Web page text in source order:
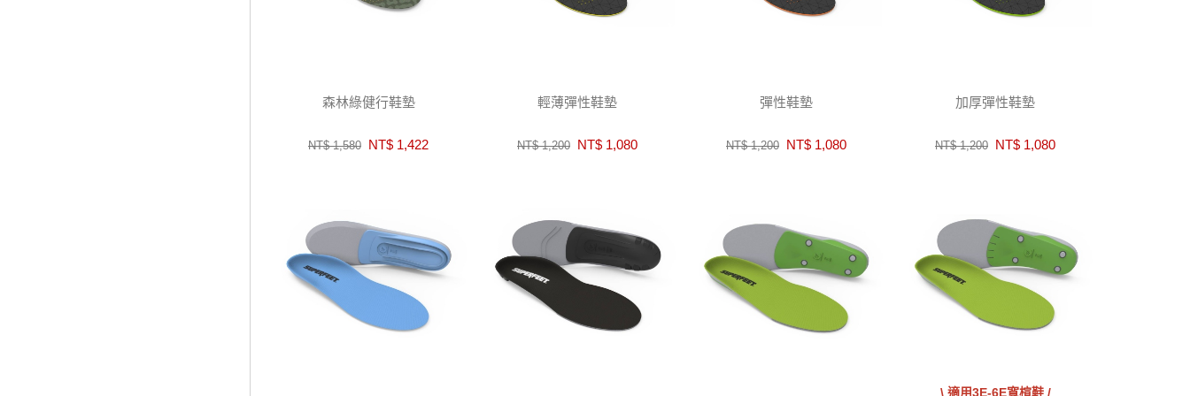
森林綠健行鞋墊
NT$ 1,580 NT$ 1,422
輕薄彈性鞋墊
NT$ 1,200 NT$ 1,080
彈性鞋墊
NT$ 1,200 NT$ 1,080
加厚彈性鞋墊
NT$ 1,200 NT$ 1,080
\ 適用3E-6E寬楦鞋 /